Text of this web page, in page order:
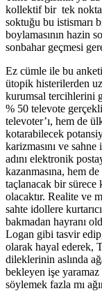
kollektif bir tek
soktuğu bu istismarı
boylamasının hazin
sonbahar geçmesi
Ez cümle ile bu
ütopik histerilerden
kurumsal tercihlerini
% 50 televote
televoter’ı, hem de
kotarabilecek
karizmasını ve
adını elektronik
kazanmasına, hem
taçlanacak bir sürece
olacaktır. Realite ve
sahte idollere
bakmadan hayranı
Logan gibi tasvir
olarak hayal ederek,
dileklerinin aslında
bekleyen işe yaramaz
söylemek fazla mı